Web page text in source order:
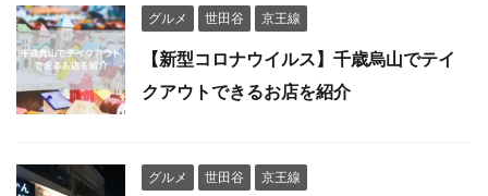
グルメ 世田谷 京王線
【新型コロナウイルス】千歳烏山でテイ
クアウトできるお店を紹介
グルメ 世田谷 京王線